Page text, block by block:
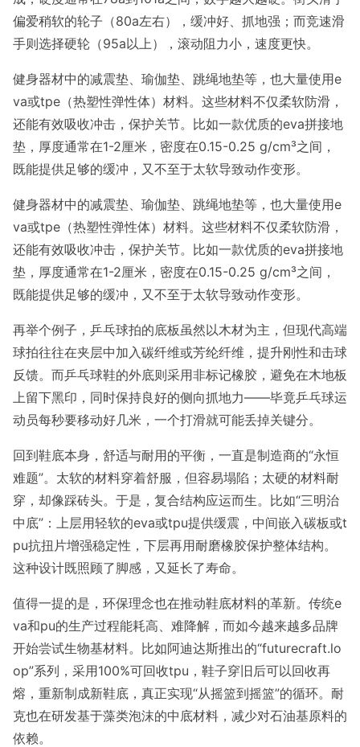
偏爱稍软的轮子（80a左右），缓冲好、抓地强；而竞速滑
手则选择硬轮（95a以上），滚动阻力小，速度更快。
健身器材中的减震垫、瑜伽垫、跳绳地垫等，也大量使用e
va或tpe（热塑性弹性体）材料。这些材料不仅柔软防滑，
还能有效吸收冲击，保护关节。比如一款优质的eva拼接地
垫，厚度通常在1-2厘米，密度在0.15-0.25 g/cm³之间，
既能提供足够的缓冲，又不至于太软导致动作变形。
健身器材中的减震垫、瑜伽垫、跳绳地垫等，也大量使用e
va或tpe（热塑性弹性体）材料。这些材料不仅柔软防滑，
还能有效吸收冲击，保护关节。比如一款优质的eva拼接地
垫，厚度通常在1-2厘米，密度在0.15-0.25 g/cm³之间，
既能提供足够的缓冲，又不至于太软导致动作变形。
再举个例子，乒乓球拍的底板虽然以木材为主，但现代高端
球拍往往在夹层中加入碳纤维或芳纶纤维，提升刚性和击球
反馈。而乒乓球鞋的外底则采用非标记橡胶，避免在木地板
上留下黑印，同时保持良好的侧向抓地力——毕竟乒乓球运
动员每秒要移动好几米，一个打滑就可能丢掉关键分。
回到鞋底本身，舒适与耐用的平衡，一直是制造商的“永恒
难题”。太软的材料穿着舒服，但容易塌陷；太硬的材料耐
穿，却像踩砖头。于是，复合结构应运而生。比如“三明治
中底”：上层用轻软的eva或tpu提供缓震，中间嵌入碳板或t
pu抗扭片增强稳定性，下层再用耐磨橡胶保护整体结构。
这种设计既照顾了脚感，又延长了寿命。
值得一提的是，环保理念也在推动鞋底材料的革新。传统e
va和pu的生产过程能耗高、难降解，而如今越来越多品牌
开始尝试生物基材料。比如阿迪达斯推出的“futurecraft.lo
op”系列，采用100%可回收tpu，鞋子穿旧后可以回收再
熔，重新制成新鞋底，真正实现“从摇篮到摇篮”的循环。耐
克也在研发基于藻类泡沫的中底材料，减少对石油基原料的
依赖。